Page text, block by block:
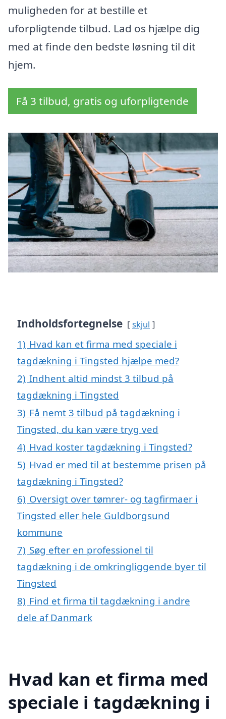
muligheden for at bestille et
uforpligtende tilbud. Lad os hjælpe dig
med at finde den bedste løsning til dit
hjem.
Få 3 tilbud, gratis og uforpligtende
Indholdsfortegnelse skjul
1) Hvad kan et firma med speciale i
tagdækning i Tingsted hjælpe med?
2) Indhent altid mindst 3 tilbud på
tagdækning i Tingsted
3) Få nemt 3 tilbud på tagdækning i
Tingsted, du kan være tryg ved
4) Hvad koster tagdækning i Tingsted?
5) Hvad er med til at bestemme prisen på
tagdækning i Tingsted?
6) Oversigt over tømrer- og tagfirmaer i
Tingsted eller hele Guldborgsund
kommune
7) Søg efter en professionel til
tagdækning i de omkringliggende byer til
Tingsted
8) Find et firma til tagdækning i andre
dele af Danmark
Hvad kan et firma med
speciale i tagdækning i